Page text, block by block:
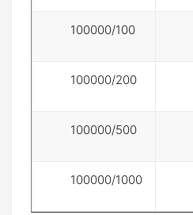
100000/100
100000/200
100000/500
100000/1000